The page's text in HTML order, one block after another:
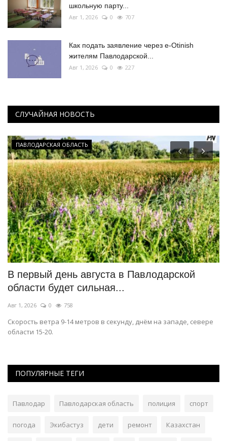
школьную парту...
Авг 1, 2026 0 707
Как подать заявление через e-Otinish
жителям Павлодарской...
Авг 1, 2026 0 227
СЛУЧАЙНАЯ НОВОСТЬ
ПАВЛОДАРСКАЯ ОБЛАСТЬ
В первый день августа в Павлодарской
области будет сильная...
Авг 1, 2026 0 758
Скорость ветра 9-14 метров в секунду, днём на западе, севере
области 15-20.
ПОПУЛЯРНЫЕ ТЕГИ
Павлодар Павлодарская область полиция спорт
погода Экибастуз дети ремонт Казахстан